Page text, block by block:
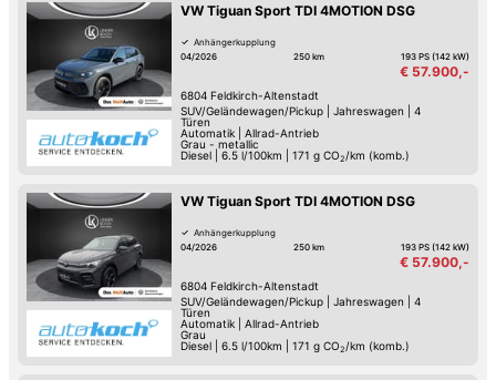
VW Tiguan Sport TDI 4MOTION DSG
Anhängerkupplung
04/2026
250 km 193 PS (142 kW)
€ 57.900,-
6804 Feldkirch-Altenstadt
SUV/Geländewagen/Pickup| Jahreswagen
4
Türen
Automatik| Allrad-Antrieb
Grau - metallic
Diesel
6.5 l/100km 171 g CO2/km (komb.)
VW Tiguan Sport TDI 4MOTION DSG
Anhängerkupplung
04/2026
250 km 193 PS (142 kW)
€ 57.900,-
6804 Feldkirch-Altenstadt
SUV/Geländewagen/Pickup| Jahreswagen
4
Türen
Automatik| Allrad-Antrieb
Grau
Diesel
6.5 l/100km 171 g CO2 /km (komb.)